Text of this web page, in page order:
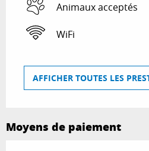
Animaux acceptés
WiFi
AFFICHER TOUTES LES
Moyens de paiement